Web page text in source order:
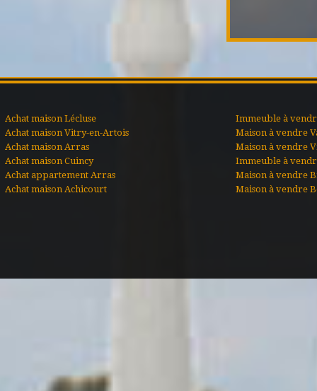
Achat maison Lécluse
Achat maison Vitry-en-Artois
Achat maison Arras
Achat maison Cuincy
Achat appartement Arras
Achat maison Achicourt
Immeuble à
Maison à vendre
Maison à vendre
Immeuble à
Maison à vendre
Maison à vendre